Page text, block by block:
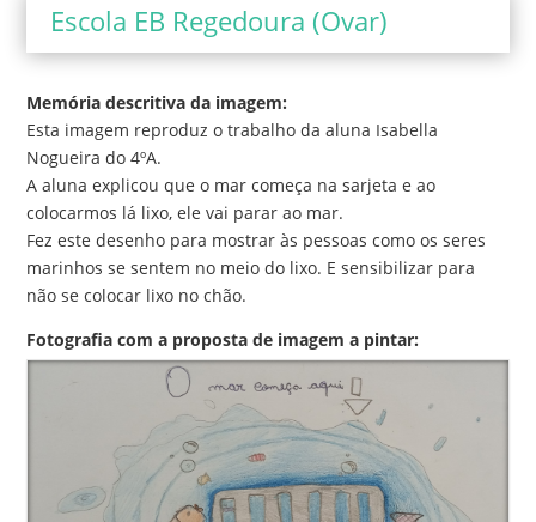
Escola EB Regedoura (Ovar)
Memória descritiva da imagem:
Esta imagem reproduz o trabalho da aluna Isabella
Nogueira do 4ºA.
A aluna explicou que o mar começa na sarjeta e ao
colocarmos lá lixo, ele vai parar ao mar.
Fez este desenho para mostrar às pessoas como os seres
marinhos se sentem no meio do lixo. E sensibilizar para
não se colocar lixo no chão.
Fotografia com a proposta de imagem a pintar: